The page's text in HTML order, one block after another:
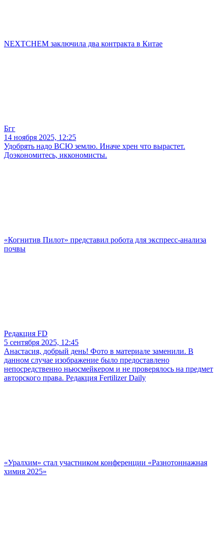
NEXTCHEM заключила два контракта в Китае
Бгг
14 ноября 2025, 12:25
Удобрять надо ВСЮ землю. Иначе хрен что вырастет.
Доэкономитесь, иккономисты.
«Когнитив Пилот» представил робота для экспресс-анализа
почвы
Редакция FD
5 сентября 2025, 12:45
Анастасия, добрый день! Фото в материале заменили. В
данном случае изображение было предоставлено
непосредственно ньюсмейкером и не проверялось на предмет
авторского права. Редакция Fertilizer Daily
«Уралхим» стал участником конференции «Разнотоннажная
химия 2025»